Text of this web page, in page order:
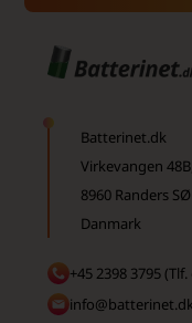
Batterinet.dk
Virkevangen
8960 Randers SØ
Danmark
+45 2398 3795
info@batterinet.dk